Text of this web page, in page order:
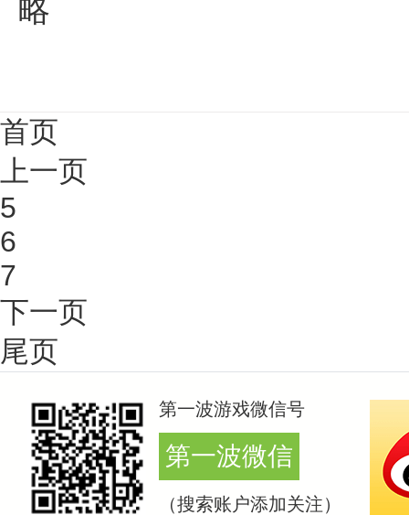
略
首页
上一页
5
6
7
下一页
尾页
第一波游戏微信号
第一波微信
（搜索账户添加关注）